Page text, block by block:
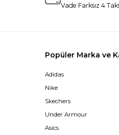
Vade Farksız 4
Popüler Marka ve
Adidas
Nike
Skechers
Under Armour
Asics